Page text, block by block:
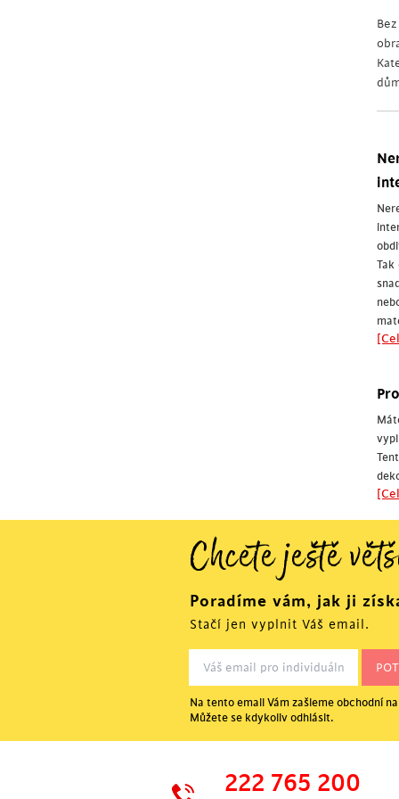
Tak
Chcete ještě
Poradíme vám, jak ji
Stačí jen vyplnit Váš email.
Na tento email Vám zašleme obchodní
Můžete se kdykoliv odhlásit.
222 765 200